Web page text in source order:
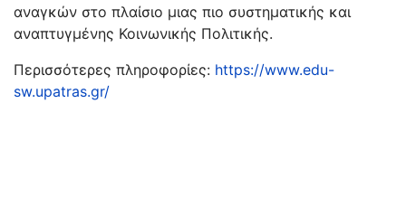
αναγκών στο πλαίσιο μιας πιο συστηματικής και
αναπτυγμένης Κοινωνικής Πολιτικής.
Περισσότερες πληροφορίες: https://www.edu-
sw.upatras.gr/